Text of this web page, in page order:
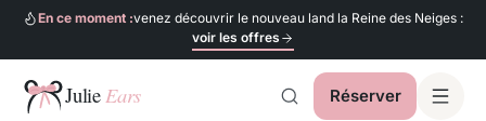
En ce moment :venez découvrir le nouveau land la Reine des Neiges :
voir les offres
Julie Ears
Réserver